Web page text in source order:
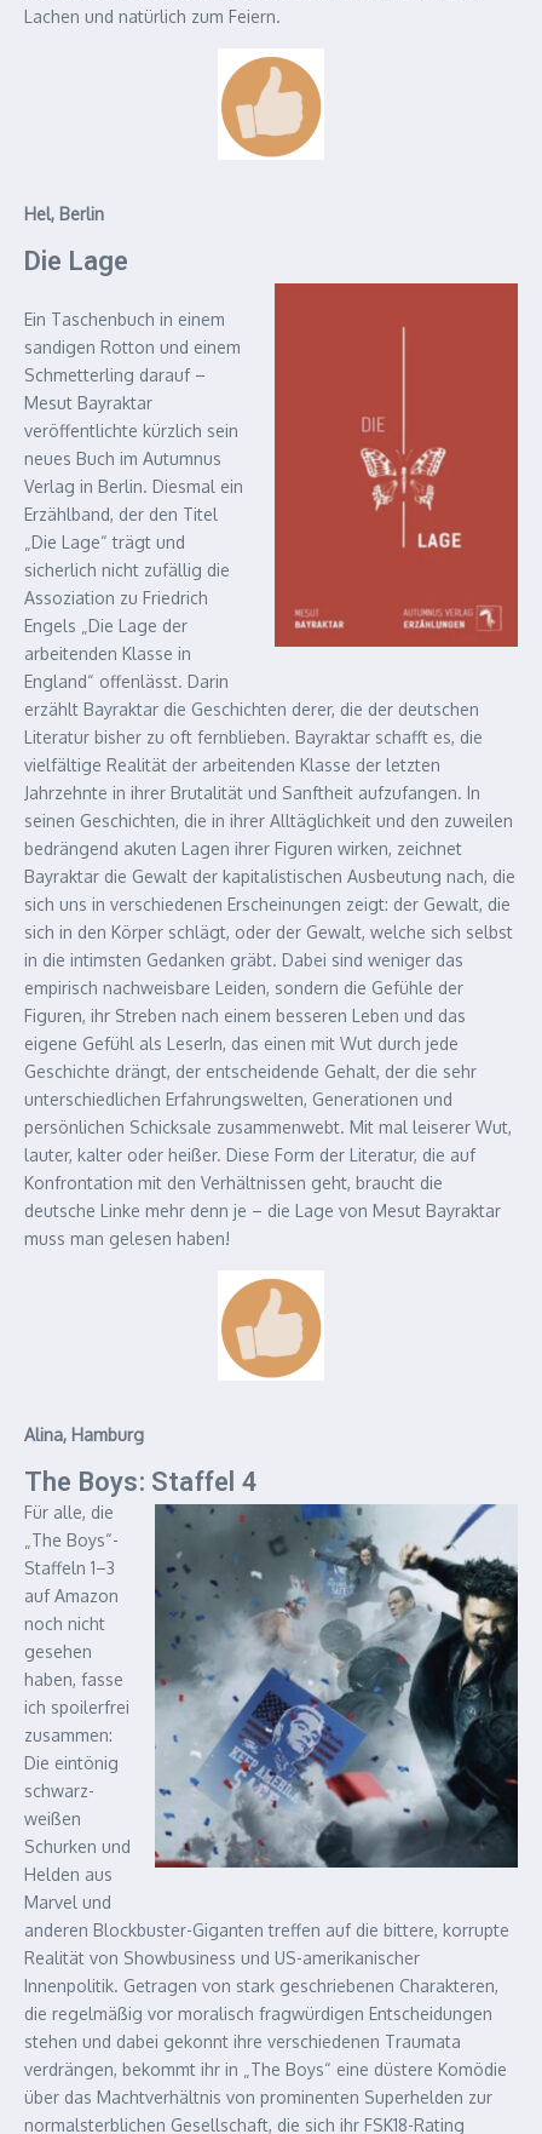
Lachen und natürlich zum Feiern.
Hel, Berlin
Die Lage
Ein Taschenbuch in einem
sandigen Rotton und einem
Schmetterling darauf –
Mesut Bayraktar
veröffentlichte kürzlich sein
neues Buch im Autumnus
Verlag in Berlin. Diesmal ein
Erzählband, der den Titel
„Die Lage“ trägt und
sicherlich nicht zufällig die
Assoziation zu Friedrich
Engels „Die Lage der
arbeitenden Klasse in
England“ offenlässt. Darin
erzählt Bayraktar die Geschichten derer, die der deutschen
Literatur bisher zu oft fernblieben. Bayraktar schafft es, die
vielfältige Realität der arbeitenden Klasse der letzten
Jahrzehnte in ihrer Brutalität und Sanftheit aufzufangen. In
seinen Geschichten, die in ihrer Alltäglichkeit und den zuweilen
bedrängend akuten Lagen ihrer Figuren wirken, zeichnet
Bayraktar die Gewalt der kapitalistischen Ausbeutung nach, die
sich uns in verschiedenen Erscheinungen zeigt: der Gewalt, die
sich in den Körper schlägt, oder der Gewalt, welche sich selbst
in die intimsten Gedanken gräbt. Dabei sind weniger das
empirisch nachweisbare Leiden, sondern die Gefühle der
Figuren, ihr Streben nach einem besseren Leben und das
eigene Gefühl als LeserIn, das einen mit Wut durch jede
Geschichte drängt, der entscheidende Gehalt, der die sehr
unterschiedlichen Erfahrungswelten, Generationen und
persönlichen Schicksale zusammenwebt. Mit mal leiserer Wut,
lauter, kalter oder heißer. Diese Form der Literatur, die auf
Konfrontation mit den Verhältnissen geht, braucht die
deutsche Linke mehr denn je – die Lage von Mesut Bayraktar
muss man gelesen haben!
Alina, Hamburg
The Boys: Staffel 4
Für alle, die
„The Boys“-
Staffeln 1–3
auf Amazon
noch nicht
gesehen
haben, fasse
ich spoilerfrei
zusammen:
Die eintönig
schwarz-
weißen
Schurken und
Helden aus
Marvel und
anderen Blockbuster-Giganten treffen auf die bittere, korrupte
Realität von Showbusiness und US-amerikanischer
Innenpolitik. Getragen von stark geschriebenen Charakteren,
die regelmäßig vor moralisch fragwürdigen Entscheidungen
stehen und dabei gekonnt ihre verschiedenen Traumata
verdrängen, bekommt ihr in „The Boys“ eine düstere Komödie
über das Machtverhältnis von prominenten Superhelden zur
normalsterblichen Gesellschaft, die sich ihr FSK18-Rating